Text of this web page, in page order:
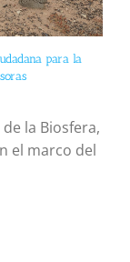
para la
la Biosfera,
el marco del